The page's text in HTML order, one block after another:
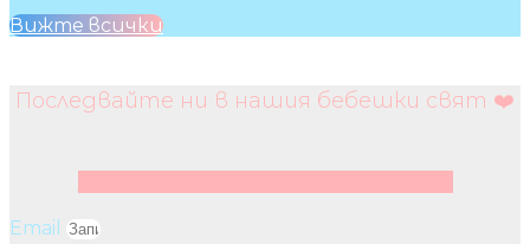
Вижте всички
Последвайте ни в нашия бебешки свят ❤️
Email